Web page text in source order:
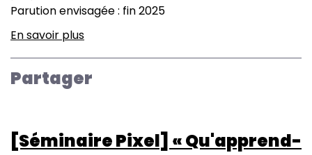
Parution envisagée : fin 2025
En savoir plus
internationale
:
Partager
[Séminaire Pixel] « Qu'apprend-